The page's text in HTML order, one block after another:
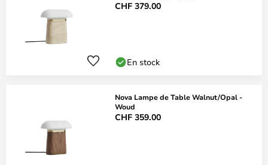
CHF 379.00
En stock
Nova Lampe de Table Walnut/Opal -
Woud
CHF 359.00